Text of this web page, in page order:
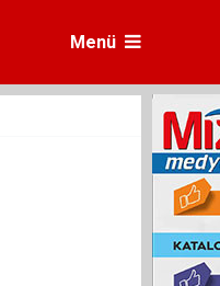
Menü